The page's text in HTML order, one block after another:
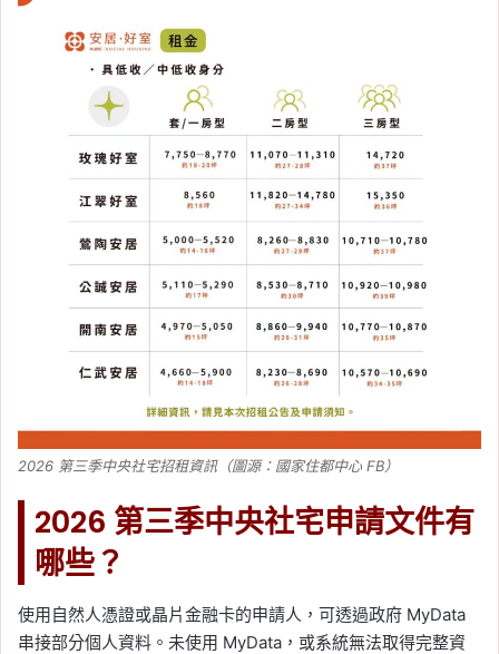
2026 第三季中央社宅招租資訊（圖源：國家住都中心 FB）
2026 第三季中央社宅申請文件有
哪些？
使用自然人憑證或晶片金融卡的申請人，可透過政府 MyData
串接部分個人資料。未使用 MyData，或系統無法取得完整資